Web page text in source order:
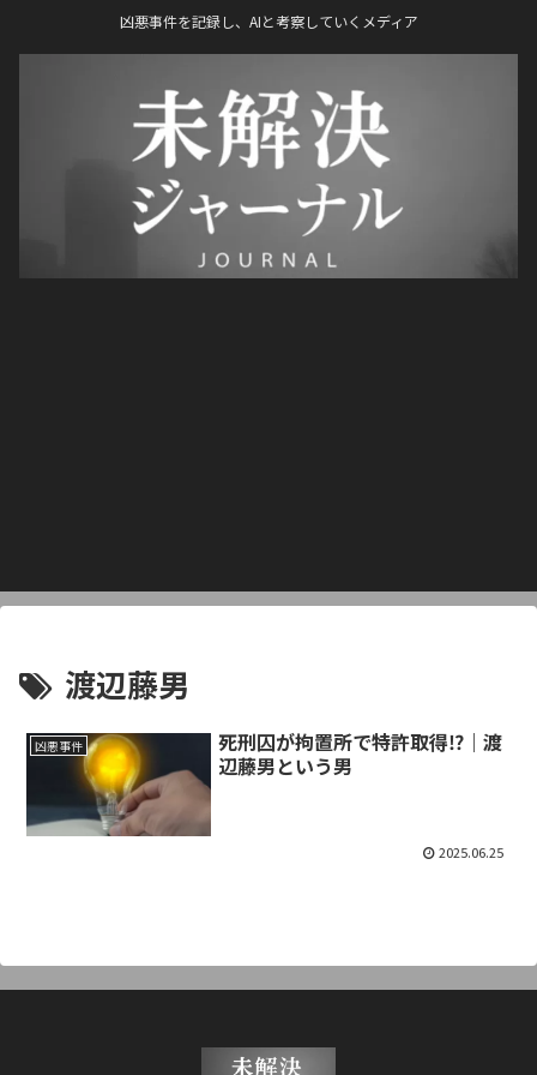
凶悪事件を記録し、AIと考察していくメディア
渡辺藤男
凶悪事件
死刑囚が拘置所で特許取得⁉｜渡
辺藤男という男
2025.06.25